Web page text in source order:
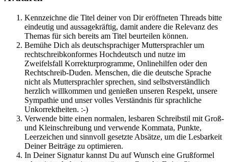
Kennzeichne die Titel deiner von Dir eröffneten Threads bitte
eindeutig und aussagekräftig, damit andere die Relevanz des
Themas für sich bereits am Titel beurteilen können.
Bemühe Dich als deutschsprachiger Muttersprachler um
rechtschreibkonformes Hochdeutsch und nutze im
Zweifelsfall Korrekturprogramme, Onlinehilfen oder den
Rechtschreib-Duden. Menschen, die die deutsche Sprache
nicht als Muttersprachler sprechen, sind selbstverständlich
herzlich willkommen und genießen unseren Respekt, unsere
Sympathie und unser volles Verständnis für sprachliche
Unkorrektheiten. :-)
Verwende bitte einen normalen, lesbaren Schreibstil mit Groß-
und Kleinschreibung und verwende Kommata, Punkte,
Leerzeichen und sinnvoll gesetzte Absätze, um die Lesbarkeit
Deiner Beiträge zu optimieren.
In Deiner Signatur kannst Du auf Wunsch eine Grußformel